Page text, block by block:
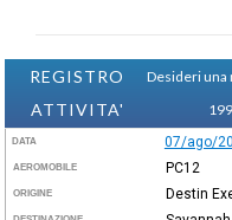
REGISTRO
ATTIVITA'
Desideri una
DATA 07/ago/
AEROMOBILE PC12
ORIGINE Destin